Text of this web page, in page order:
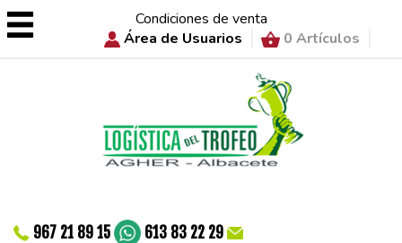
Condiciones de venta
Área de Usuarios
0 Artículos
967 21 89 15
613 83 22 29